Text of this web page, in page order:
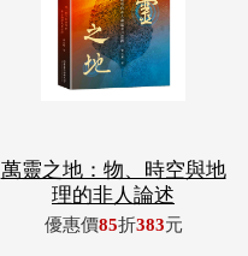
萬靈之地：物、時空與地
理的非人論述
優惠價85折383元